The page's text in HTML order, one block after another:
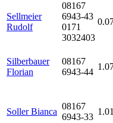
Sellmeier
Rudolf
08167
6943-43
0171
3032403
Silberbauer
Florian
08167
6943-44
Soller Bianca
08167
6943-33
1.01